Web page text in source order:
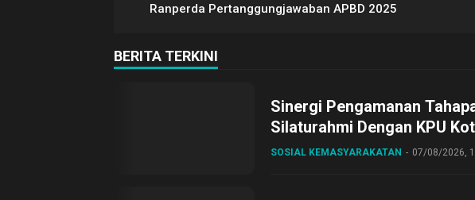
Ranperda Pertanggungjawaban APBD 2025
BERITA TERKINI
Sinergi Pengamanan
Silaturahmi Dengan KPU
SOSIAL KEMASYARAKATAN 07/08/2026,